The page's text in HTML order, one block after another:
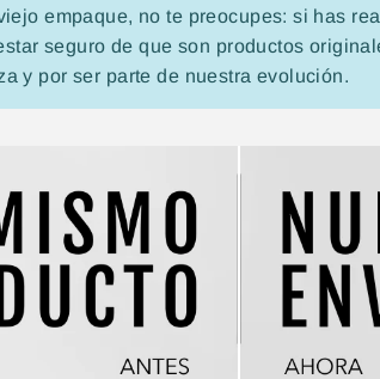
empaque, no te preocupes: si has
seguro de que son productos
y por ser parte de nuestra evolución.